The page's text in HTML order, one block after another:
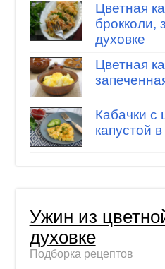
Цветная
брокколи,
духовке
Цветная
Кабачки с
капустой
Ужин из
духовке
Подборка рецептов